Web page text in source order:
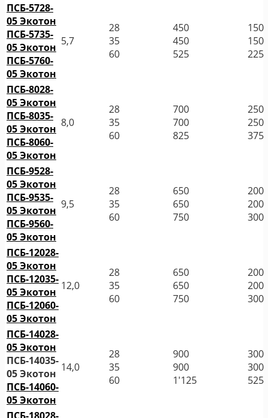
ПСБ-5728-
05 Экотон
ПСБ-5735-
05 Экотон
ПСБ-5760-
05 Экотон
5,7
28
35
60
450
450
525
150
150
225
ПСБ-8028-
05 Экотон
ПСБ-8035-
05 Экотон
ПСБ-8060-
05 Экотон
8,0
28
35
60
700
700
825
250
250
375
ПСБ-9528-
05 Экотон
ПСБ-9535-
05 Экотон
ПСБ-9560-
05 Экотон
9,5
28
35
60
650
650
750
200
200
300
ПСБ-12028-
05 Экотон
ПСБ-12035-
05 Экотон
ПСБ-12060-
05 Экотон
12,0
28
35
60
650
650
750
200
200
300
ПСБ-14028-
05 Экотон
ПСБ-14035-
05 Экотон
ПСБ-14060-
05 Экотон
14,0
28
35
60
900
900
1'125
300
300
525